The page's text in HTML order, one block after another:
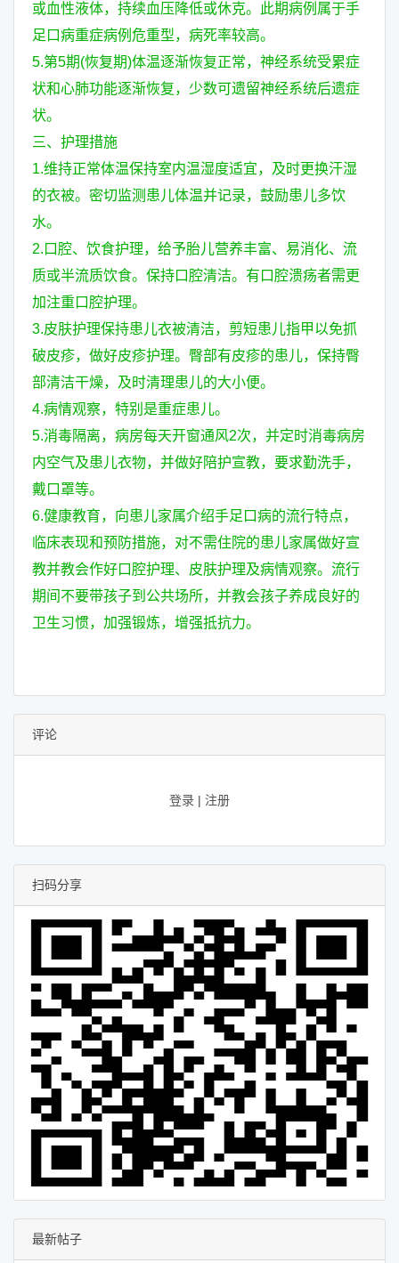
或血性液体，持续血压降低或休克。此期病例属于手
足口病重症病例危重型，病死率较高。
5.第5期(恢复期)体温逐渐恢复正常，神经系统受累症
状和心肺功能逐渐恢复，少数可遗留神经系统后遗症
状。
三、护理措施
1.维持正常体温保持室内温湿度适宜，及时更换汗湿
的衣被。密切监测患儿体温并记录，鼓励患儿多饮
水。
2.口腔、饮食护理，给予胎儿营养丰富、易消化、流
质或半流质饮食。保持口腔清洁。有口腔溃疡者需更
加注重口腔护理。
3.皮肤护理保持患儿衣被清洁，剪短患儿指甲以免抓
破皮疹，做好皮疹护理。臀部有皮疹的患儿，保持臀
部清洁干燥，及时清理患儿的大小便。
4.病情观察，特别是重症患儿。
5.消毒隔离，病房每天开窗通风2次，并定时消毒病房
内空气及患儿衣物，并做好陪护宣教，要求勤洗手，
戴口罩等。
6.健康教育，向患儿家属介绍手足口病的流行特点，
临床表现和预防措施，对不需住院的患儿家属做好宣
教并教会作好口腔护理、皮肤护理及病情观察。流行
期间不要带孩子到公共场所，并教会孩子养成良好的
卫生习惯，加强锻炼，增强抵抗力。
评论
登录 | 注册
扫码分享
最新帖子